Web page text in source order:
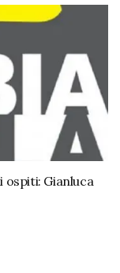
ospiti: Gianluca